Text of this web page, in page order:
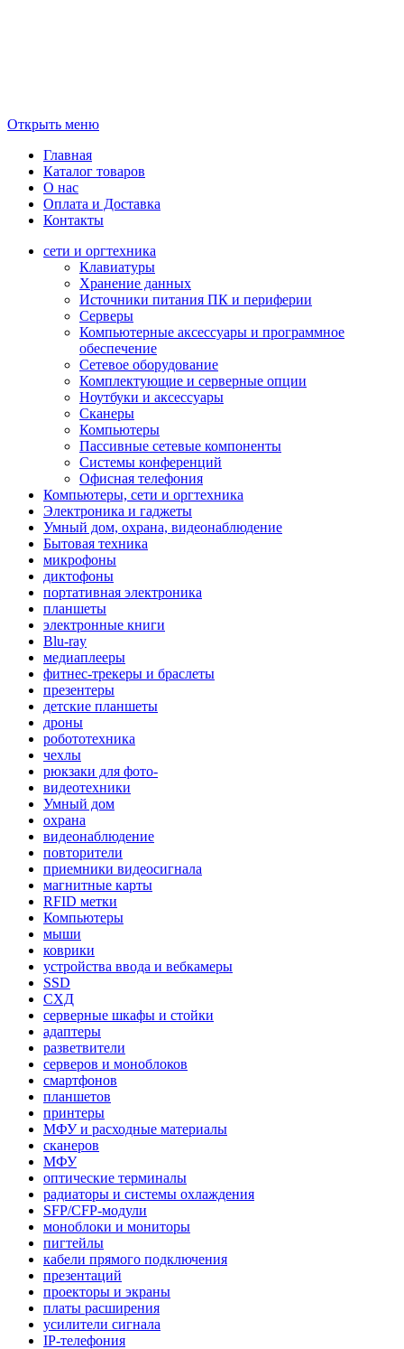
Открыть меню
Главная
Каталог товаров
О нас
Оплата и Доставка
Контакты
сети и оргтехника
Клавиатуры
Хранение данных
Источники питания ПК и периферии
Серверы
Компьютерные аксессуары и программное
обеспечение
Сетевое оборудование
Комплектующие и серверные опции
Ноутбуки и аксессуары
Сканеры
Компьютеры
Пассивные сетевые компоненты
Системы конференций
Офисная телефония
Компьютеры, сети и оргтехника
Электроника и гаджеты
Умный дом, охрана, видеонаблюдение
Бытовая техника
микрофоны
диктофоны
портативная электроника
планшеты
электронные книги
Blu-ray
медиаплееры
фитнес-трекеры и браслеты
презентеры
детские планшеты
дроны
робототехника
чехлы
рюкзаки для фото-
видеотехники
Умный дом
охрана
видеонаблюдение
повторители
приемники видеосигнала
магнитные карты
RFID метки
Компьютеры
мыши
коврики
устройства ввода и вебкамеры
SSD
СХД
серверные шкафы и стойки
адаптеры
разветвители
серверов и моноблоков
смартфонов
планшетов
принтеры
МФУ и расходные материалы
сканеров
МФУ
оптические терминалы
радиаторы и системы охлаждения
SFP/CFP-модули
моноблоки и мониторы
пигтейлы
кабели прямого подключения
презентаций
проекторы и экраны
платы расширения
усилители сигнала
IP-телефония